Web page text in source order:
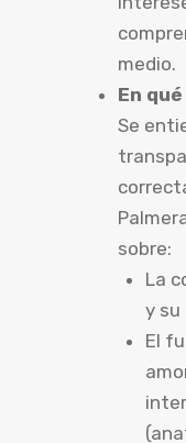
medio.
En
Se
sobre:
La
y su
El